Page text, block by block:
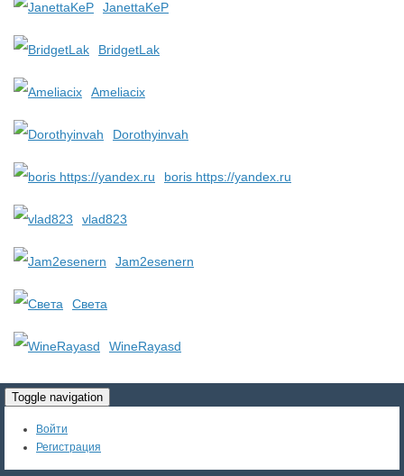
JanettaKeP
BridgetLak
Ameliacix
Dorothyinvah
boris https://yandex.ru
vlad823
Jam2esenern
Света
WineRayasd
Toggle navigation
Войти
Регистрация